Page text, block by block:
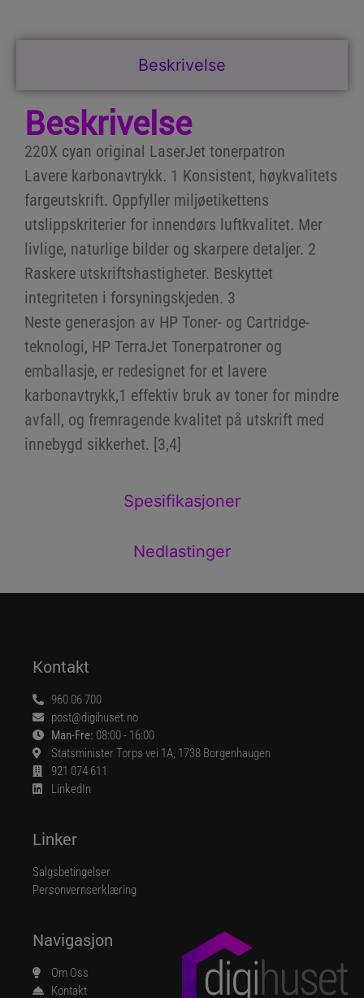
Beskrivelse
Spesifikasjoner
Nedlastinger
Beskrivelse
220X cyan original LaserJet tonerpatron
Lavere karbonavtrykk. 1 Konsistent, høykvalitets
fargeutskrift. Oppfyller miljøetikettens
utslippskriterier for innendørs luftkvalitet. Mer
livlige, naturlige bilder og skarpere detaljer. 2
Raskere utskriftshastigheter. Beskyttet
integriteten i forsyningskjeden. 3
Neste generasjon av HP Toner- og Cartridge-
teknologi, HP TerraJet Tonerpatroner og
emballasje, er redesignet for et lavere
karbonavtrykk,1 effektiv bruk av toner for mindre
avfall, og fremragende kvalitet på utskrift med
innebygd sikkerhet. [3,4]
Navigasjon
Om Oss
Kontakt
Linker
Salgsbetingelser
Personvernserklæring
Kontakt
960 06 700
post@digihuset.no
Man-Fre: 08:00 - 16:00
Statsminister Torps vei 1A, 1738 Borgenhaugen
921 074 611
LinkedIn